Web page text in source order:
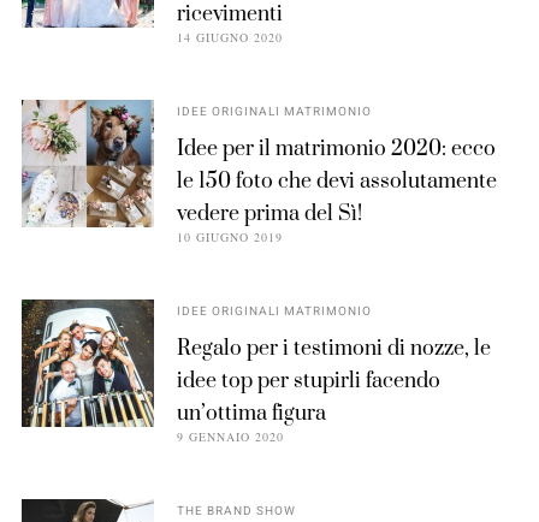
ricevimenti
14 GIUGNO 2020
IDEE ORIGINALI MATRIMONIO
Idee per il matrimonio 2020: ecco
le 150 foto che devi assolutamente
vedere prima del Sì!
10 GIUGNO 2019
IDEE ORIGINALI MATRIMONIO
Regalo per i testimoni di nozze, le
idee top per stupirli facendo
un’ottima figura
9 GENNAIO 2020
THE BRAND SHOW